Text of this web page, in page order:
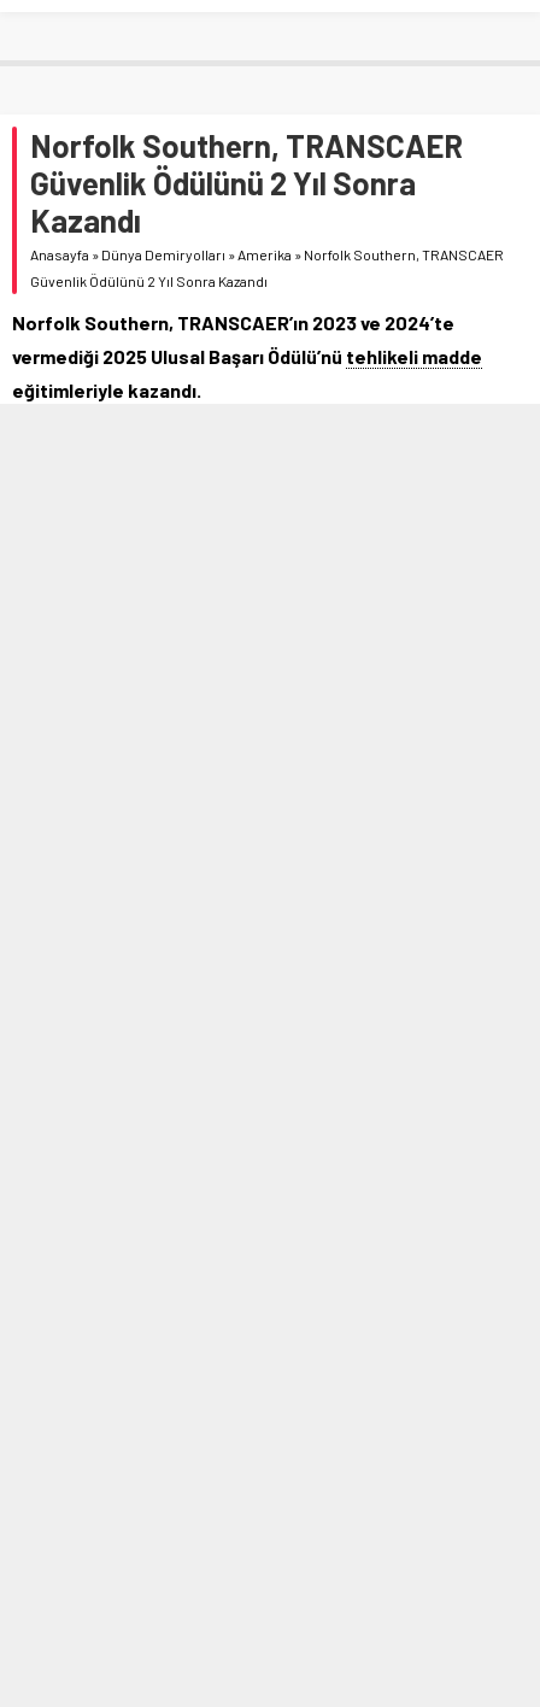
Norfolk Southern, TRANSCAER
Güvenlik Ödülünü 2 Yıl Sonra
Kazandı
Anasayfa » Dünya Demiryolları »Amerika » Norfolk Southern, TRANSCAER
Güvenlik Ödülünü 2 Yıl Sonra Kazandı
Norfolk Southern, TRANSCAER’ın 2023 ve 2024’te
vermediği 2025 Ulusal Başarı Ödülü’nü tehlikeli madde
eğitimleriyle kazandı.